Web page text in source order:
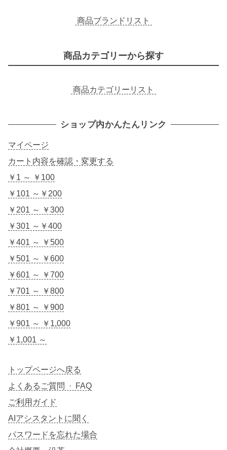
商品ブランドリスト
商品カテゴリーから探す
商品カテゴリーリスト
ショップ内かんたんリンク
マイページ
カート内容を確認・変更する
￥1 ～ ￥100
￥101 ～￥200
￥201 ～ ￥300
￥301 ～￥400
￥401 ～ ￥500
￥501 ～ ￥600
￥601 ～ ￥700
￥701 ～ ￥800
￥801 ～ ￥900
￥901 ～ ￥1,000
￥1,001 ～
トップページへ戻る
よくあるご質問 · FAQ
ご利用ガイド
AIアシスタントに聞く
パスワードを忘れた場合